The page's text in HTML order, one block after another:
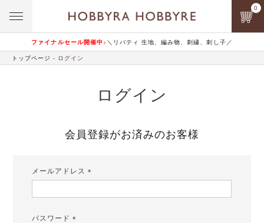
ファイナルセール開催中♪ ＼リバティ 生地、編み物、刺繍、刺し子／
0
トップページ ログイン
ログイン
会員登録がお済みのお客様
メールアドレス
パスワード